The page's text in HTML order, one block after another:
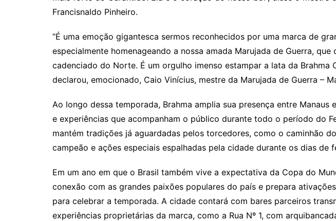
Francisnaldo Pinheiro.
“É uma emoção gigantesca sermos reconhecidos por uma marca de
especialmente homenageando a nossa amada Marujada de Guerra,
cadenciado do Norte. É um orgulho imenso estampar a lata da Brahma
declarou, emocionado, Caio Vinícius, mestre da Marujada de Guerra –
Ao longo dessa temporada, Brahma amplia sua presença entre Manaus
e experiências que acompanham o público durante todo o período do
mantém tradições já aguardadas pelos torcedores, como o caminhão
campeão e ações especiais espalhadas pela cidade durante os dias de
Em um ano em que o Brasil também vive a expectativa da Copa do
conexão com as grandes paixões populares do país e prepara
para celebrar a temporada. A cidade contará com bares parceiros
experiências proprietárias da marca, como a Rua Nº 1, com